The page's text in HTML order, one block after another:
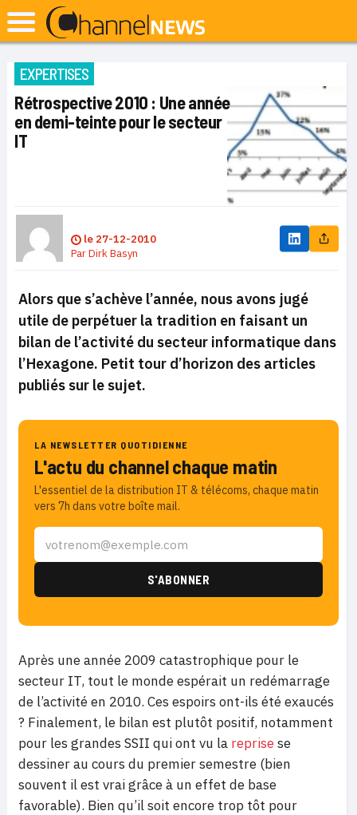
EXPERTISES
Rétrospective 2010 : Une année
en demi-teinte pour le secteur
IT
le 27-12-2010
ParDirk Basyn
Alors que s’achève l’année, nous avons jugé
utile de perpétuer la tradition en faisant un
bilan de l’activité du secteur informatique dans
l’Hexagone. Petit tour d’horizon des articles
publiés sur le sujet.
LA NEWSLETTER QUOTIDIENNE
L'actu du channel chaque matin
L'essentiel de la distribution IT & télécoms, chaque matin
vers 7h dans votre boîte mail.
Après une année 2009 catastrophique pour le
secteur IT, tout le monde espérait un redémarrage
de l’activité en 2010. Ces espoirs ont-ils été exaucés
? Finalement, le bilan est plutôt positif, notamment
pour les grandes SSII qui ont vu la reprisese
dessiner au cours du premier semestre (bien
souvent il est vrai grâce à un effet de base
favorable). Bien qu’il soit encore trop tôt pour